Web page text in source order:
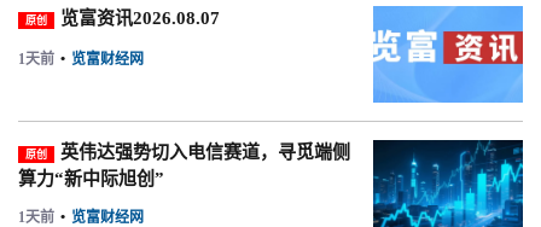
原创 览富资讯2026.08.07
1天前 • 览富财经网
原创
英伟达强势切入电信赛道，寻觅端侧
算力“新中际旭创”
1天前 • 览富财经网